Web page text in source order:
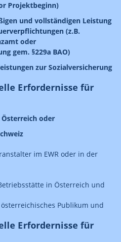
Projektbeginn)
und vollständigen Leistung
(z.B.
oder
gem. §229a BAO)
zur Sozialversicherung
Erfordernisse für
oder
im EWR oder in der
in Österreich und
Publikum und
Erfordernisse für